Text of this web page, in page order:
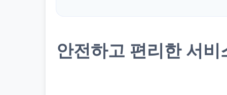
안전하고 편리한 서